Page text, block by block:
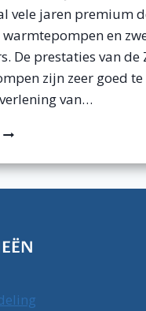
vele jaren premium
warmtepompen en
De prestaties van de
zijn zeer goed te
van…
ZODIAC
BIJ